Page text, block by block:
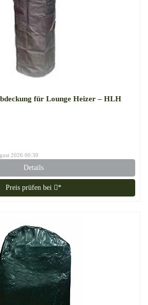
für Lounge Heizer – HLH
2026 00:30
Details
Preis prüfen bei *